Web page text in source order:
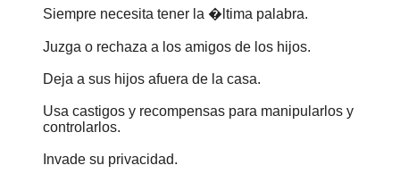
Siempre necesita tener la �ltima palabra.
Juzga o rechaza a los amigos de los hijos.
Deja a sus hijos afuera de la casa.
Usa castigos y recompensas para manipularlos y
controlarlos.
Invade su privacidad.